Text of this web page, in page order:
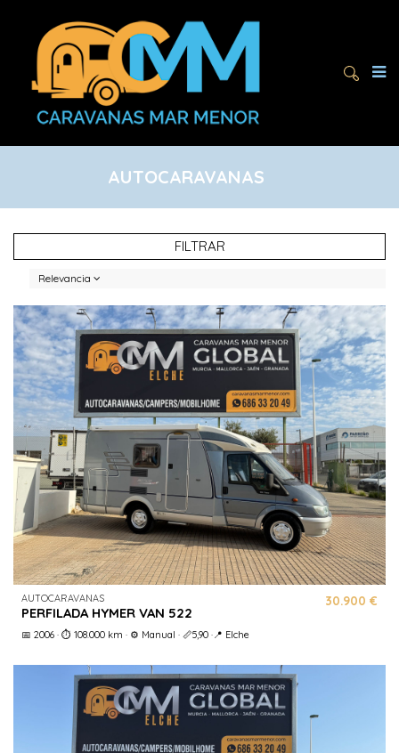
AUTOCARAVANAS
Relevancia
AUTOCARAVANAS
PERFILADA HYMER VAN 522
30.900 €
📅 2006 · ⏱️ 108.000 km · ⚙️ Manual · 📏5,90 ·📍 Elche
FILTRAR